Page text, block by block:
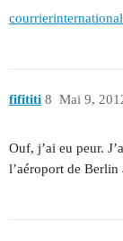
fifititi Mai 9,
8
Ouf, j’ai eu peur.
l’aéroport de Berlin